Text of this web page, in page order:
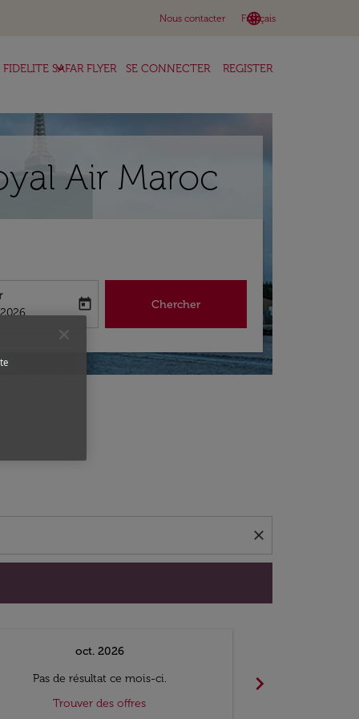
Nous contacter language
Français
keyboard_arrow_down
FIDELITE SAFAR FLYER
keyboard_arrow_down SE CONNECTER REGISTER
Air Maroc
return-date-aria-label
today Chercher
close
oct. 2026
Pas de résultat ce mois-ci.
Trouver des offres
chevron_right